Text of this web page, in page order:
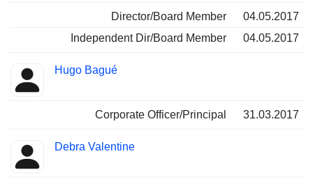
Director/Board Member
04.05.2017
Independent Dir/Board Member
04.05.2017
Hugo Bagué
Corporate Officer/Principal 31.03.2017
Debra Valentine